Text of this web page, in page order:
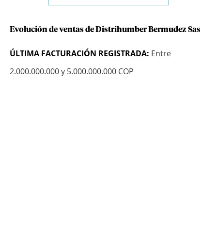
Evolución de ventas de Distrihumber Bermudez Sas
ÚLTIMA FACTURACIÓN REGISTRADA: Entre
2.000.000.000 y 5.000.000.000 COP